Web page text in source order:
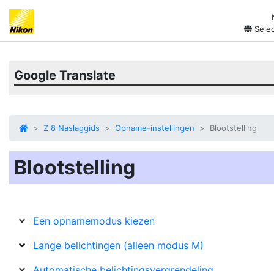
Google Translate
Z 8 Naslaggids Opname-instellingen Blootstelling
Blootstelling
Een opnamemodus kiezen
Lange belichtingen (alleen modus M)